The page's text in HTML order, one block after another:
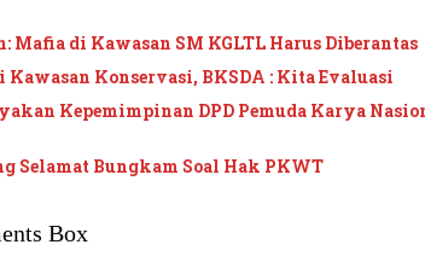
di Kawasan SM KGLTL Harus Diberantas
Konservasi, BKSDA : Kita Evaluasi
Kepemimpinan DPD Pemuda Karya
Selamat Bungkam Soal Hak PKWT
Box